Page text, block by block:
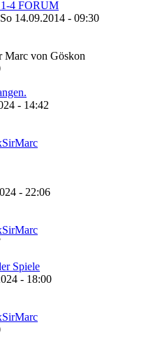
4 FORUM
So 14.09.2014 - 09:30
Marc von Göskon
- 14:42
- 22:06
Spiele
- 18:00